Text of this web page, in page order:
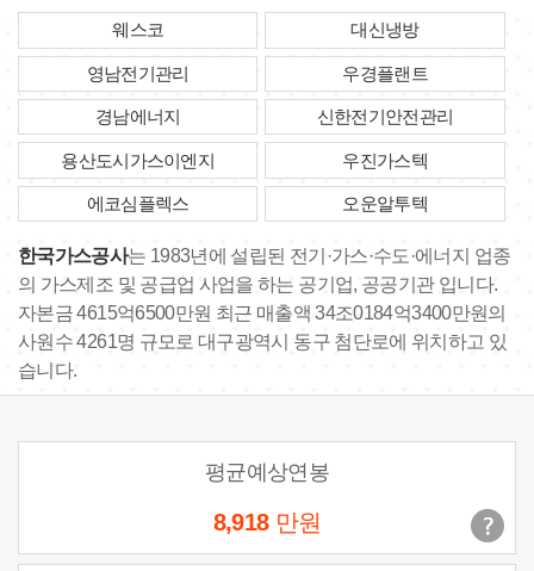
웨스코 대신냉방
영남전기관리 우경플랜트
경남에너지 신한전기안전관리
용산도시가스이엔지 우진가스텍
에코심플렉스 오운알투텍
한국가스공사는 1983년에 설립된 전기·가스·수도·에너지 업종
의 가스제조 및 공급업 사업을 하는 공기업, 공공기관 입니다.
자본금 4615억6500만원 최근 매출액 34조0184억3400만원의
사원수 4261명 규모로 대구광역시 동구 첨단로에 위치하고 있
습니다.
평균예상연봉
8,918 만원